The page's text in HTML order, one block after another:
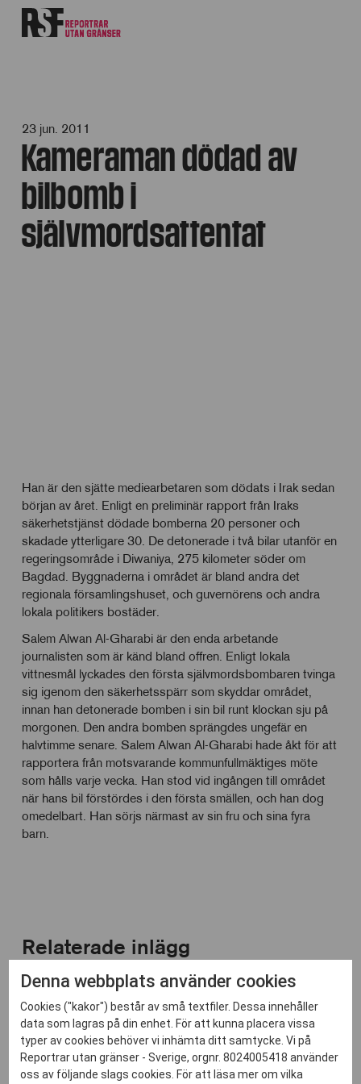
23 jun. 2011
Kameraman dödad av
bilbomb i
självmordsattentat
Han är den sjätte mediearbetaren som dödats i Irak sedan
början av året. Enligt en preliminär rapport från Iraks
säkerhetstjänst dödade bomberna 20 personer och
skadade ytterligare 30. De detonerade i två bilar utanför en
regeringsområde i Diwaniya, 275 kilometer söder om
Bagdad. Byggnaderna i området är bland andra det
regionala församlingshuset, och guvernörens och andra
lokala politikers bostäder.
Salem Alwan Al-Gharabi är den enda arbetande
journalisten som är känd bland offren. Enligt lokala
vittnesmål lyckades den första självmordsbombaren tvinga
sig igenom den säkerhetsspärr som skyddar området,
innan han detonerade bomben i sin bil runt klockan sju på
morgonen. Den andra bomben sprängdes ungefär en
halvtimme senare. Salem Alwan Al-Gharabi hade åkt för att
rapportera från motsvarande kommunfullmäktiges möte
som hålls varje vecka. Han stod vid ingången till området
när hans bil förstördes i den första smällen, och han dog
omedelbart. Han sörjs närmast av sin fru och sina fyra
barn.
Relaterade inlägg
Denna webbplats använder cookies
Cookies ("kakor") består av små textfiler. Dessa innehåller
data som lagras på din enhet. För att kunna placera vissa
typer av cookies behöver vi inhämta ditt samtycke. Vi på
Reportrar utan gränser - Sverige, orgnr. 8024005418 använder
oss av följande slags cookies. För att läsa mer om vilka